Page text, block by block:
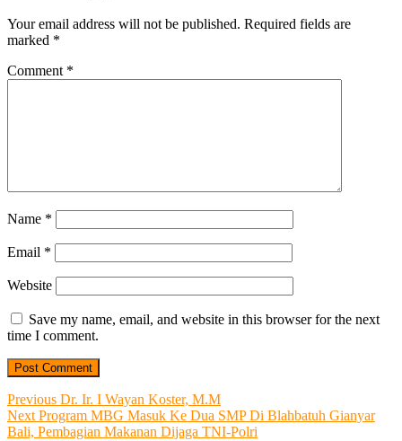
Your email address will not be published. Required fields are
marked *
Comment *
Name *
Email *
Website
Save my name, email, and website in this browser for the next
time I comment.
Post
navigation
Previous Previous
post:
Dr. Ir. I Wayan Koster, M.M
Next Next
post:
Program MBG Masuk Ke Dua SMP Di Blahbatuh Gianyar
Bali, Pembagian Makanan Dijaga TNI-Polri